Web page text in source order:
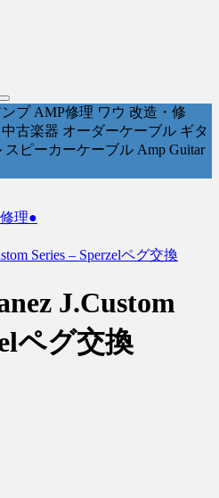
プ AMP修理 ワウ 改造・修
古楽器 オーダーケーブル ギタ
ピーカーケーブル Amp Guitar
理●
Series – Sperzelペグ交換
J.Custom
ペグ交換